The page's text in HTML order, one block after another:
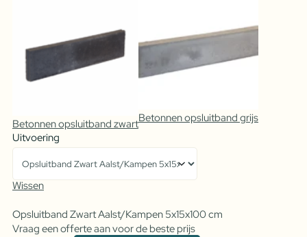
Betonnen opsluitband zwartBetonnen opsluitband grijs
Uitvoering
Wissen
Opsluitband Zwart Aalst/Kampen 5x15x100 cm
Vraag een offerte aan voor de beste prijs